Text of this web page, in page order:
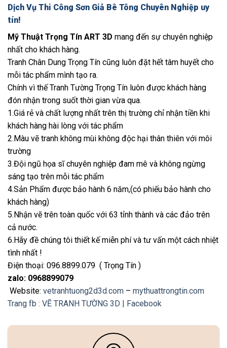
Dịch Vụ Thi Công Sơn Giả Bê Tông Chuyên Nghiệp uy
tín!
Mỹ Thuật Trọng Tín ART 3D mang đến sự chuyên nghiệp
nhất cho khách hàng.
Tranh Chân Dung Trọng Tín cũng luôn đặt hết tâm huyết cho
mỗi tác phẩm mình tạo ra.
Chính vì thế Tranh Tường Trọng Tín luôn được khách hàng
đón nhận trong suốt thời gian vừa qua.
1.Giá rẻ và chất lượng nhất trên thị trường chỉ nhận tiền khi
khách hàng hài lòng với tác phẩm
2.Màu vẽ tranh không mùi không độc hại thân thiên với môi
trường
3.Đội ngũ họa sĩ chuyên nghiệp đam mê và không ngừng
sáng tạo trên mỗi tác phẩm
4.Sản Phẩm được bảo hành 6 năm,(có phiếu bảo hành cho
khách hàng)
5.Nhận vẽ trên toàn quốc với 63 tỉnh thành và các đảo trên
cả nước.
6.Hãy đề chúng tôi thiết kế miễn phí và tư vấn một cách nhiệt
tình nhất !
Điện thoại: 096.8899.079 ( Trọng Tín )
zalo: 0968899079
Website: vetranhtuong2d3d.com – mythuattrongtin.com
Trang fb : VẼ TRANH TƯỜNG 3D | Facebook